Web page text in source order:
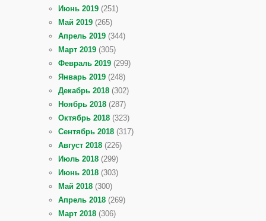
Июнь 2019 (251)
Май 2019 (265)
Апрель 2019 (344)
Март 2019 (305)
Февраль 2019 (299)
Январь 2019 (248)
Декабрь 2018 (302)
Ноябрь 2018 (287)
Октябрь 2018 (323)
Сентябрь 2018 (317)
Август 2018 (226)
Июль 2018 (299)
Июнь 2018 (303)
Май 2018 (300)
Апрель 2018 (269)
Март 2018 (306)